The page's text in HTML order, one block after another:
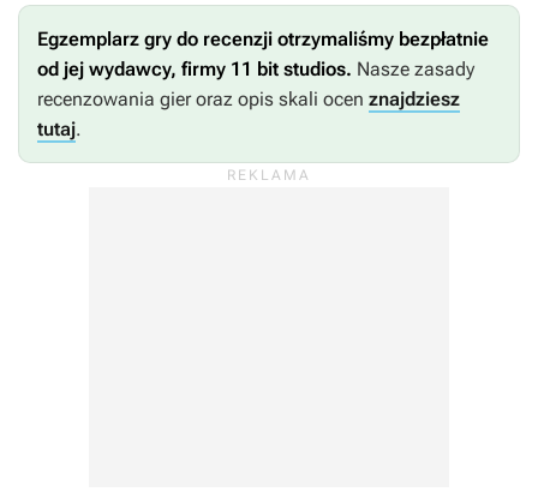
Egzemplarz gry do recenzji otrzymaliśmy bezpłatnie
od jej wydawcy, firmy 11 bit studios. Nasze zasady
recenzowania gier oraz opis skali ocen znajdziesz
tutaj.